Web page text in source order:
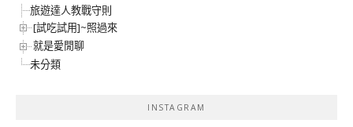
旅遊達人教戰守則
[試吃試用]~照過來
就是愛閒聊
未分類
INSTAGRAM